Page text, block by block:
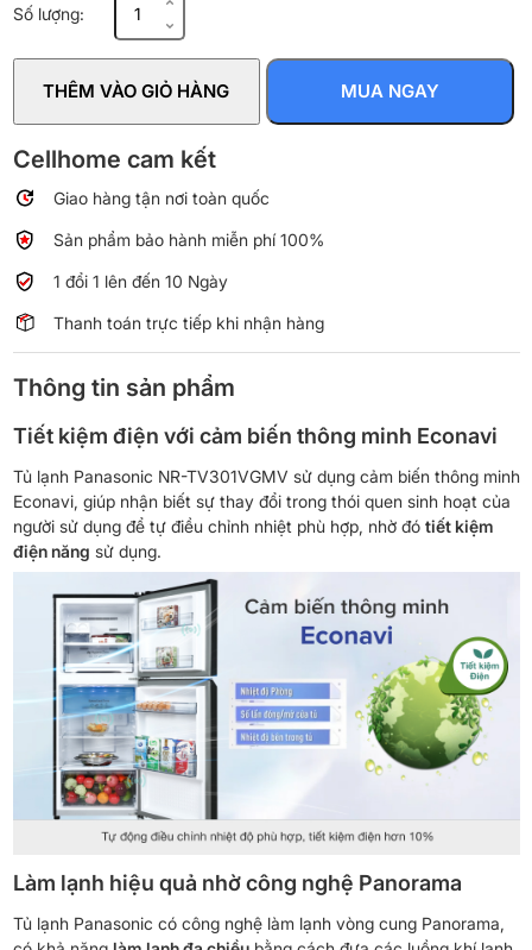
Số lượng:lạnh
268
lít
TV301VGMV
số
THÊM VÀO GIỎ HÀNG MUA NGAY
Cellhome cam kết
Giao hàng tận nơi toàn quốc
Sản phẩm bảo hành miễn phí 100%
1 đổi 1 lên đến 10 Ngày
Thanh toán trực tiếp khi nhận hàng
Thông tin sản phẩm
Tiết kiệm điện với cảm biến thông minh Econavi
Tủ lạnh Panasonic NR-TV301VGMV sử dụng cảm biến thông minh
Econavi, giúp nhận biết sự thay đổi trong thói quen sinh hoạt của
người sử dụng để tự điều chỉnh nhiệt phù hợp, nhờ đó tiết kiệm
điện năng sử dụng.
Làm lạnh hiệu quả nhờ công nghệ Panorama
Tủ lạnh Panasonic có công nghệ làm lạnh vòng cung Panorama,